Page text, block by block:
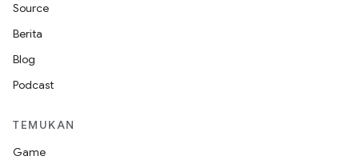
Source
Berita
Blog
Podcast
TEMUKAN
Game